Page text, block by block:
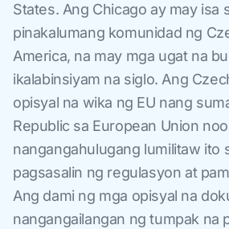
States. Ang Chicago ay may isa
pinakalumang komunidad ng
America, na may mga ugat na
ikalabinsiyam na siglo. Ang
opisyal na wika ng EU nang
Republic sa European Union
nangangahulugang lumilitaw ito
pagsasalin ng regulasyon at
Ang dami ng mga opisyal na
nangangailangan ng tumpak na